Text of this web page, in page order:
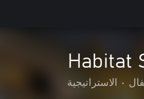
Habitat
• الاستراتيجية